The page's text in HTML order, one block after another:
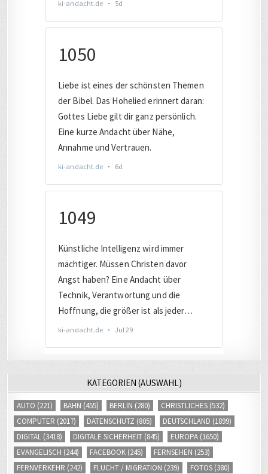
KATEGORIEN (AUSWAHL)
AUTO (221) BAHN (455) BERLIN (280) CHRISTLICHES (532)
COMPUTER (2017) DATENSCHUTZ (805) DEUTSCHLAND (1899)
DIGITAL (3418) DIGITALE SICHERHEIT (845) EUROPA (1650)
EVANGELISCH (244) FACEBOOK (245) FERNSEHEN (253)
FERNVERKEHR (242) FLUCHT / MIGRATION (239) FOTOS (380)